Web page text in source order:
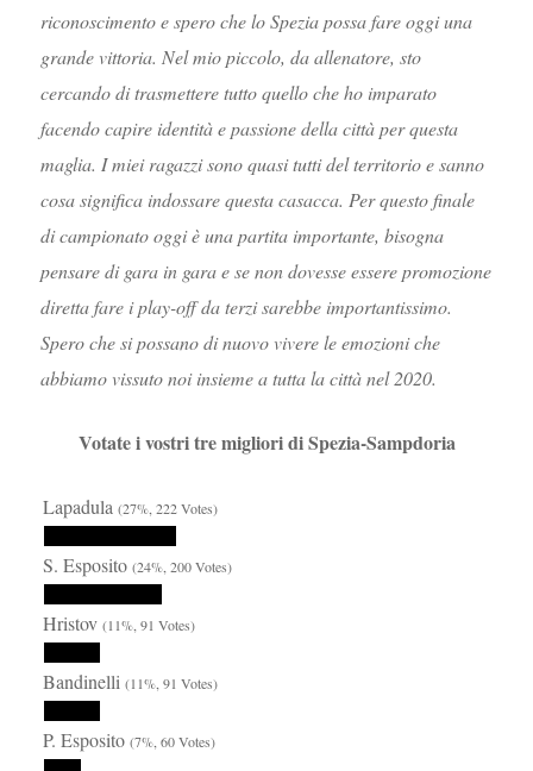
riconoscimento e spero che lo Spezia possa fare oggi una
grande vittoria. Nel mio piccolo, da allenatore, sto
cercando di trasmettere tutto quello che ho imparato
facendo capire identità e passione della città per questa
maglia. I miei ragazzi sono quasi tutti del territorio e sanno
cosa significa indossare questa casacca. Per questo finale
di campionato oggi è una partita importante, bisogna
pensare di gara in gara e se non dovesse essere promozione
diretta fare i play-off da terzi sarebbe importantissimo.
Spero che si possano di nuovo vivere le emozioni che
abbiamo vissuto noi insieme a tutta la città nel 2020.
Votate i vostri tre migliori di Spezia-Sampdoria
Lapadula(27%, 222 Votes)
S. Esposito(24%, 200 Votes)
Hristov(11%, 91 Votes)
Bandinelli(11%, 91 Votes)
P. Esposito(7%, 60 Votes)